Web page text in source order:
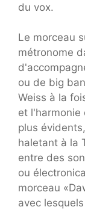
du vox.
Le morceau
métronome
ou de big
Weiss à la
et l'harmonie
plus
haletant à la
entre des
ou
morceau
avec